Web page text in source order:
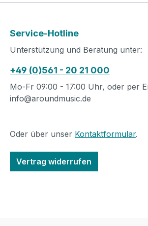
Service-Hotline
Unterstützung und Beratung unter:
+49 (0)561 - 20 21 000
Mo-Fr 09:00 - 17:00 Uhr, oder per
info@aroundmusic.de
Oder über unser Kontaktformular.
Vertrag widerrufen